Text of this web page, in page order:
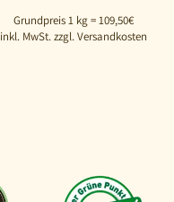
Grundpreis 1 kg = 109,50€
inkl. MwSt. zzgl. Versandkosten